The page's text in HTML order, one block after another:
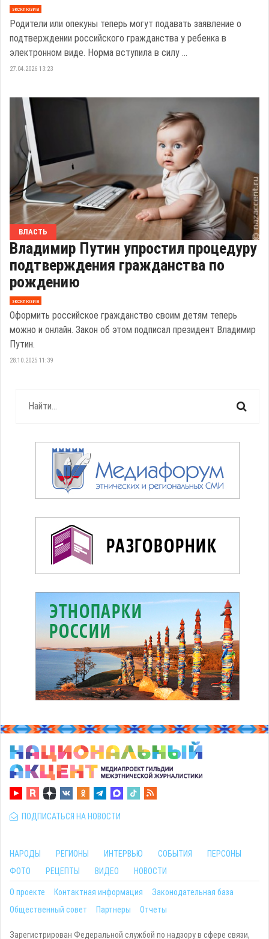
эксклюзив
Родители или опекуны теперь могут подавать заявление о
подтверждении российского гражданства у ребенка в
электронном виде. Норма вступила в силу ...
27.04.2026 13:23
ВЛАСТЬ
Владимир Путин упростил процедуру
подтверждения гражданства по
рождению
эксклюзив
Оформить российское гражданство своим детям теперь
можно и онлайн. Закон об этом подписал президент Владимир
Путин.
28.10.2025 11:39
ПОДПИСАТЬСЯ НА НОВОСТИ
НАРОДЫ РЕГИОНЫ ИНТЕРВЬЮ СОБЫТИЯ
ПЕРСОНЫ
ФОТО
РЕЦЕПТЫ ВИДЕО НОВОСТИ
О проекте Контактная информация
Законодательная база
Общественный совет
Партнеры Отчеты
Зарегистрирован Федеральной службой по надзору в сфере связи,